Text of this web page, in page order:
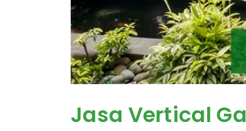
Jasa Vertical